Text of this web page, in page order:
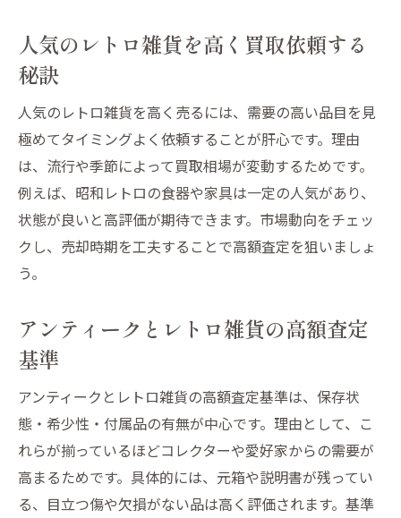
アンティーク雑貨を安全に売る準備法
アンティーク買取のリスクを避けるコツ
高価買取を目指すための査定ポイント
レトロ雑貨査定で高評価を得る方法
アンティーク雑貨の状態チェックポイント
家具や雑貨の価値を引き出すアピール法
人気のレトロ雑貨を高く買取依頼する
秘訣
人気のレトロ雑貨を高く売るには、需要の高い品目を見
極めてタイミングよく依頼することが肝心です。理由
は、流行や季節によって買取相場が変動するためです。
例えば、昭和レトロの食器や家具は一定の人気があり、
状態が良いと高評価が期待できます。市場動向をチェッ
クし、売却時期を工夫することで高額査定を狙いましょ
う。
アンティークとレトロ雑貨の高額査定
基準
アンティークとレトロ雑貨の高額査定基準は、保存状
態・希少性・付属品の有無が中心です。理由として、こ
れらが揃っているほどコレクターや愛好家からの需要が
高まるためです。具体的には、元箱や説明書が残ってい
る、目立つ傷や欠損がない品は高く評価されます。基準